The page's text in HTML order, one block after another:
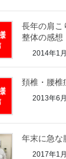
長年の肩こ
整体の感想
2014年1
頚椎・腰椎
2013年6
年末に急な
2017年1